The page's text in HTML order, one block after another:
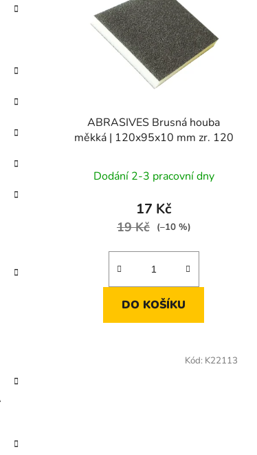
ABRASIVES Brusná houba
měkká | 120x95x10 mm zr. 120
Dodání 2-3 pracovní dny
17 Kč
19 Kč (–10 %)
DO KOŠÍKU
Kód: K22113